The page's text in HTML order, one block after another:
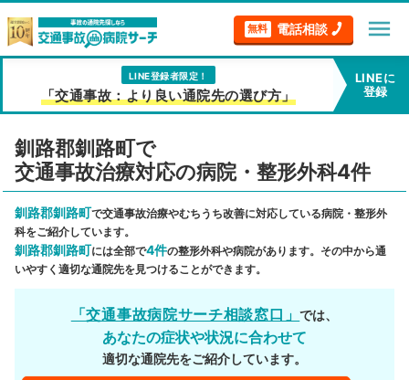
無料 電話相談 menu
LINE登録者限定！
「交通事故：より良い通院先の選び方」
LINEに
登録
釧路郡釧路町で
交通事故治療対応の病院・整形外科4件
釧路郡釧路町で交通事故治療やむちうち改善に対応している病院・整形外
科をご紹介しています。
釧路郡釧路町には全部で4件の整形外科や病院があります。その中から通
いやすく適切な通院先を見つけることができます。
「交通事故病院サーチ相談窓口」では、
あなたの症状や状況に合わせて
適切な通院先をご紹介しています。